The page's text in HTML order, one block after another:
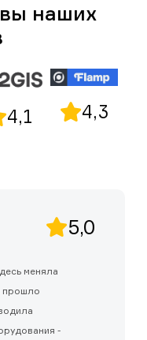
наших
4,1 4,3
5,0
меняла
прошло
-